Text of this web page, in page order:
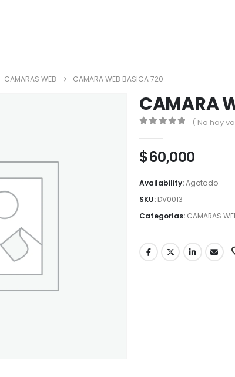
CAMARAS WEB CAMARA WEB BASICA 720
CAMARA
( No hay
$60,000
Availability:Agotado
SKU: DV0013
Categorías: CAMARAS